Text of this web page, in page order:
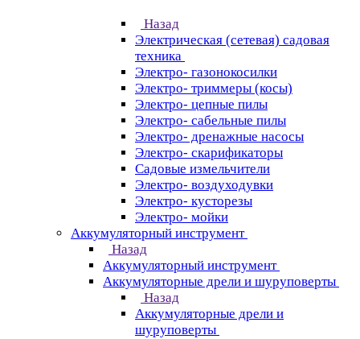
Назад
Электрическая (сетевая) садовая
техника
Электро- газонокосилки
Электро- триммеры (косы)
Электро- цепные пилы
Электро- сабельные пилы
Электро- дренажные насосы
Электро- скарификаторы
Садовые измельчители
Электро- воздуходувки
Электро- кусторезы
Электро- мойки
Аккумуляторный инструмент
Назад
Аккумуляторный инструмент
Аккумуляторные дрели и шуруповерты
Назад
Аккумуляторные дрели и
шуруповерты